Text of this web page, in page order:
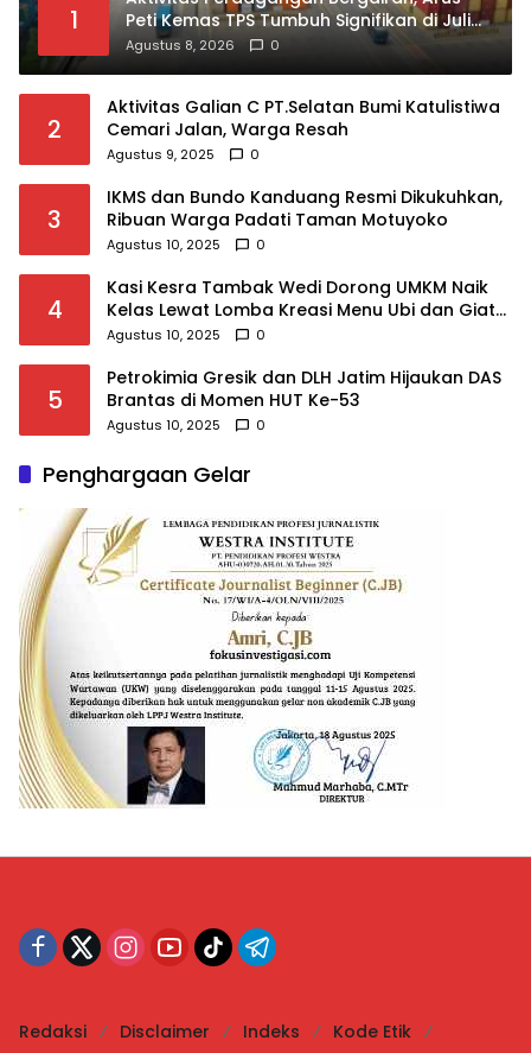
1
Peti Kemas TPS Tumbuh Signifikan di Juli
2026
Agustus 8, 2026 0
2
Aktivitas Galian C PT.Selatan Bumi Katulistiwa
Cemari Jalan, Warga Resah
Agustus 9, 2025 0
3
IKMS dan Bundo Kanduang Resmi Dikukuhkan,
Ribuan Warga Padati Taman Motuyoko
Agustus 10, 2025 0
4
Kasi Kesra Tambak Wedi Dorong UMKM Naik
Kelas Lewat Lomba Kreasi Menu Ubi dan Giat
KSH Meriahkan HUT RI
Agustus 10, 2025 0
5
Petrokimia Gresik dan DLH Jatim Hijaukan DAS
Brantas di Momen HUT Ke-53
Agustus 10, 2025 0
Penghargaan Gelar
Redaksi Disclaimer Indeks
Kode Etik